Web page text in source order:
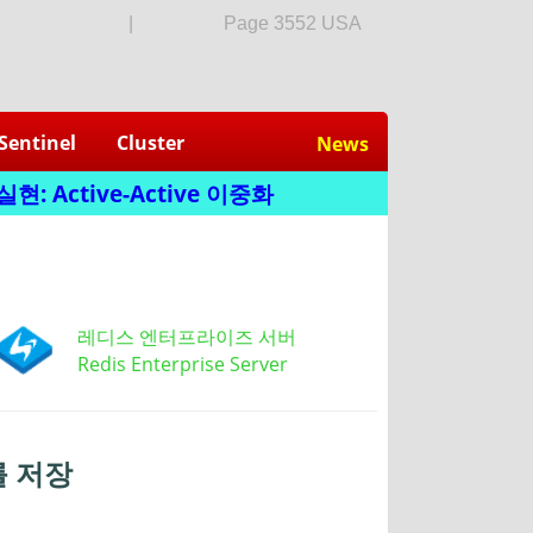
Page 3552 USA
Cluster News
현: Active-Active 이중화
레디스 엔터프라이즈 서버
Redis Enterprise Server
저장